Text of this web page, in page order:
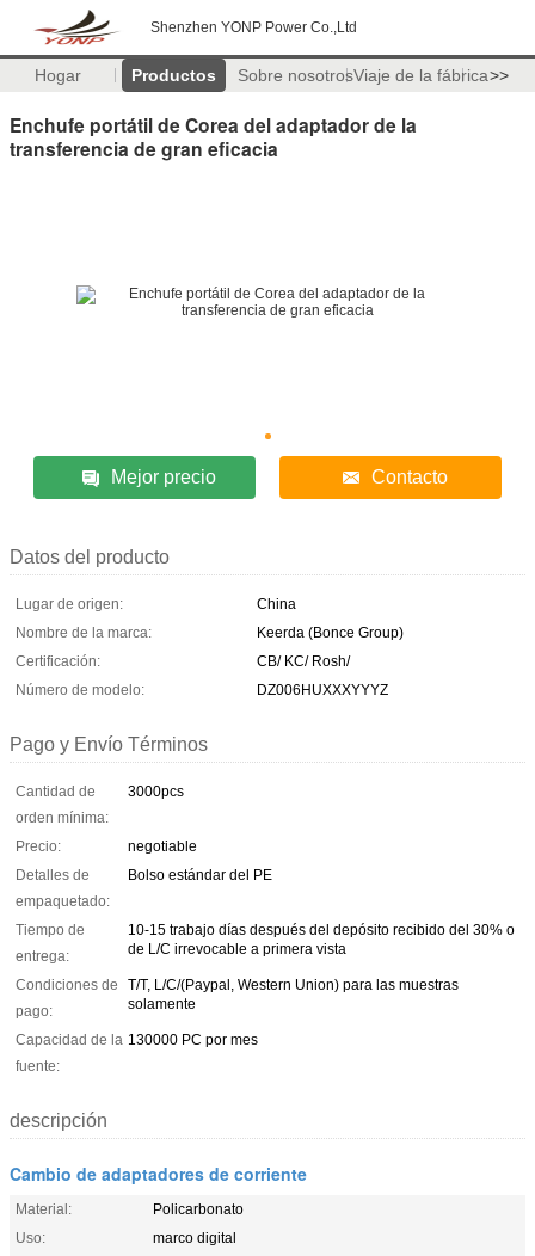
Shenzhen YONP Power Co.,Ltd
Hogar Productos Sobre nosotrosViaje de la fábrica>>
Enchufe portátil de Corea del adaptador de la
transferencia de gran eficacia
Mejor precio Contacto
Datos del producto
Lugar de origen:
China
Nombre de la marca:
Keerda (Bonce Group)
Certificación:
CB/ KC/ Rosh/
Número de modelo:
DZ006HUXXXYYYZ
Pago y Envío Términos
Cantidad de
orden mínima:
3000pcs
Precio:
negotiable
Detalles de
empaquetado:
Bolso estándar del PE
Tiempo de
entrega:
10-15 trabajo días después del depósito recibido del 30% o
de L/C irrevocable a primera vista
Condiciones de
pago:
T/T, L/C/(Paypal, Western Union) para las muestras
solamente
Capacidad de la
fuente:
130000 PC por mes
descripción
Cambio de adaptadores de corriente
Material:
Policarbonato
Uso:
marco digital